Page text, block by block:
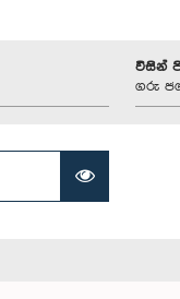
විසින්
ගරු